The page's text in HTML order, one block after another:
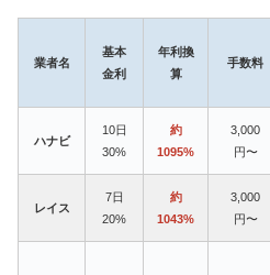
業者名
基本
金利
年利換
算
手数料
ハナビ
10日
30%
約
1095%
3,000
円〜
レイス
7日
20%
約
1043%
3,000
円〜